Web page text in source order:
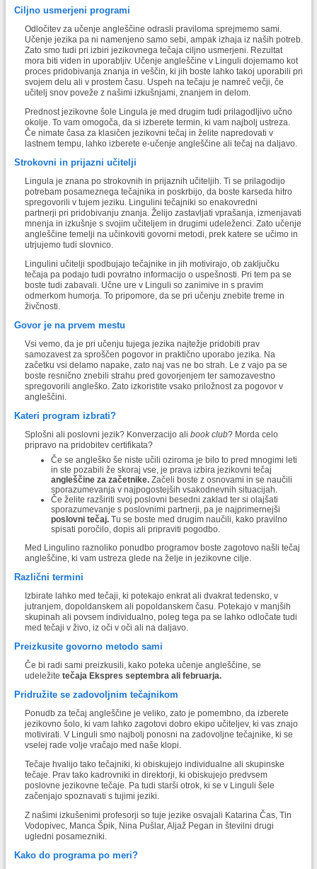
Ciljno usmerjeni programi
Odločitev za učenje angleščine odrasli praviloma sprejmemo sami.
Učenje jezika pa ni namenjeno samo sebi, ampak izhaja iz naših potreb.
Zato smo tudi pri izbiri jezikovnega tečaja ciljno usmerjeni. Rezultat
mora biti viden in uporabljiv. Učenje angleščine v Linguli dojemamo kot
proces pridobivanja znanja in veščin, ki jih boste lahko takoj uporabili pri
svojem delu ali v prostem času. Uspeh na tečaju je namreč večji, če
učitelj snov poveže z našimi izkušnjami, znanjem in delom.
Prednost jezikovne šole Lingula je med drugim tudi prilagodljivo učno
okolje. To vam omogoča, da si izberete termin, ki vam najbolj ustreza.
Če nimate časa za klasičen jezikovni tečaj in želite napredovati v
lastnem tempu, lahko izberete e-učenje angleščine ali tečaj na daljavo.
Strokovni in prijazni učitelji
Lingula je znana po strokovnih in prijaznih učiteljih. Ti se prilagodijo
potrebam posameznega tečajnika in poskrbijo, da boste karseda hitro
spregovorili v tujem jeziku. Lingulini tečajniki so enakovredni
partnerji pri pridobivanju znanja. Želijo zastavljati vprašanja, izmenjavati
mnenja in izkušnje s svojim učiteljem in drugimi udeleženci. Zato učenje
angleščine temelji na učinkoviti govorni metodi, prek katere se učimo in
utrjujemo tudi slovnico.
Lingulini učitelji spodbujajo tečajnike in jih motivirajo, ob zaključku
tečaja pa podajo tudi povratno informacijo o uspešnosti. Pri tem pa se
boste tudi zabavali. Učne ure v Linguli so zanimive in s pravim
odmerkom humorja. To pripomore, da se pri učenju znebite treme in
živčnosti.
Govor je na prvem mestu
Vsi vemo, da je pri učenju tujega jezika najtežje pridobiti prav
samozavest za sproščen pogovor in praktično uporabo jezika. Na
začetku vsi delamo napake, zato naj vas ne bo strah. Le z vajo pa se
boste resnično znebili strahu pred govorjenjem ter samozavestno
spregovorili angleško. Zato izkoristite vsako priložnost za pogovor v
angleščini.
Kateri program izbrati?
Splošni ali poslovni jezik? Konverzacijo ali book club? Morda celo
pripravo na pridobitev certifikata?
Če se angleško še niste učili oziroma je bilo to pred mnogimi leti
in ste pozabili že skoraj vse, je prava izbira jezikovni tečaj
angleščine za začetnike. Začeli boste z osnovami in se naučili
sporazumevanja v najpogostejših vsakodnevnih situacijah.
Če želite razširiti svoj poslovni besedni zaklad ter si olajšati
sporazumevanje s poslovnimi partnerji, pa je najprimernejši
poslovni tečaj. Tu se boste med drugim naučili, kako pravilno
spisati poročilo, dopis ali pripraviti pogodbo.
Med Lingulino raznoliko ponudbo programov boste zagotovo našli tečaj
angleščine, ki vam ustreza glede na želje in jezikovne cilje.
Različni termini
Izbirate lahko med tečaji, ki potekajo enkrat ali dvakrat tedensko, v
jutranjem, dopoldanskem ali popoldanskem času. Potekajo v manjših
skupinah ali povsem individualno, poleg tega pa se lahko odločate tudi
med tečaji v živo, iz oči v oči ali na daljavo.
Preizkusite govorno metodo sami
Če bi radi sami preizkusili, kako poteka učenje angleščine, se
udeležite tečaja Ekspres septembra ali februarja.
Pridružite se zadovoljnim tečajnikom
Ponudb za tečaj angleščine je veliko, zato je pomembno, da izberete
jezikovno šolo, ki vam lahko zagotovi dobro ekipo učiteljev, ki vas znajo
motivirati. V Linguli smo najbolj ponosni na zadovoljne tečajnike, ki se
vselej rade volje vračajo med naše klopi.
Tečaje hvalijo tako tečajniki, ki obiskujejo individualne ali skupinske
tečaje. Prav tako kadrovniki in direktorji, ki obiskujejo predvsem
poslovne jezikovne tečaje. Pa tudi starši otrok, ki se v Linguli šele
začenjajo spoznavati s tujimi jeziki.
Z našimi izkušenimi profesorji so tuje jezike osvajali Katarina Čas, Tin
Vodopivec, Manca Špik, Nina Pušlar, Aljaž Pegan in številni drugi
ugledni posamezniki.
Kako do programa po meri?